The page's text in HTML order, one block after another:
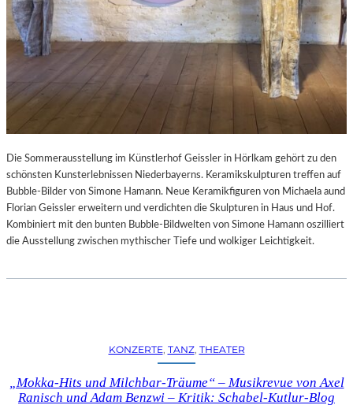
Die Sommerausstellung im Künstlerhof Geissler in Hörlkam gehört zu den
schönsten Kunsterlebnissen Niederbayerns. Keramikskulpturen treffen auf
Bubble-Bilder von Simone Hamann. Neue Keramikfiguren von Michaela aund
Florian Geissler erweitern und verdichten die Skulpturen in Haus und Hof.
Kombiniert mit den bunten Bubble-Bildwelten von Simone Hamann oszilliert
die Ausstellung zwischen mythischer Tiefe und wolkiger Leichtigkeit.
KONZERTE, TANZ, THEATER
„Mokka-Hits und Milchbar-Träume“ – Musikrevue von Axel
Ranisch und Adam Benzwi – Kritik: Schabel-Kutlur-Blog